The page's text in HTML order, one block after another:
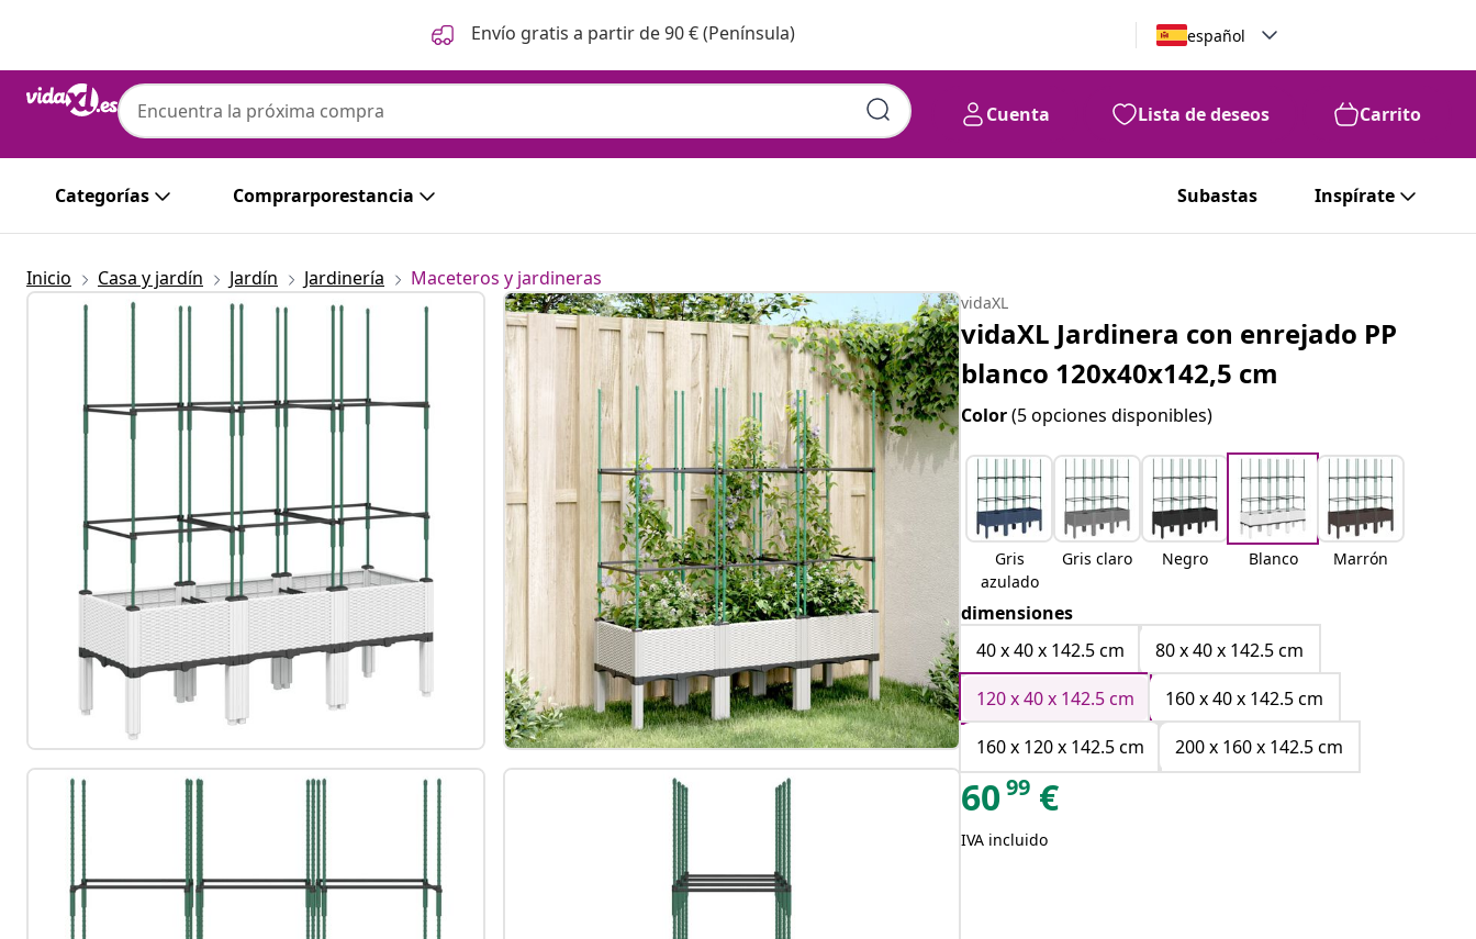
Envío gratis a partir de 90 € (Península) español
Cuenta Lista de deseos Carrito
Categorías Comprarporestancia Subastas Inspírate
Inicio Casa y jardín Jardín Jardinería Maceteros y jardineras
vidaXL
vidaXL Jardinera con enrejado PP
blanco 120x40x142,5 cm
Color(5 opciones disponibles)
Gris
azulado
Gris claro Negro Blanco Marrón
dimensiones
40 x 40 x 142.5 cm
80 x 40 x 142.5 cm
120 x 40 x 142.5 cm
160 x 40 x 142.5 cm
160 x 120 x 142.5 cm
200 x 160 x 142.5 cm
6099 €
IVA incluido